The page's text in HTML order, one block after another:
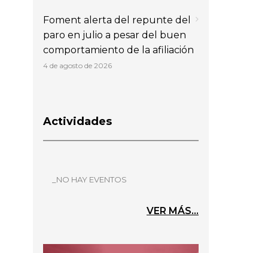
Foment alerta del repunte del
paro en julio a pesar del buen
comportamiento de la afiliación
4 de agosto de 2026
Actividades
_NO HAY EVENTOS
VER MÁS...